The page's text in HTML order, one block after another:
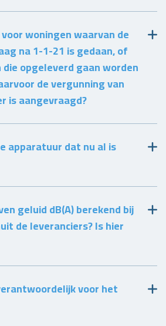
woningen waarvan de
na 1-1-21 is gedaan, of
opgeleverd gaan worden
de vergunning van
is aangevraagd?
apparatuur dat nu al is
geluid dB(A) berekend bij
de leveranciers? Is hier
voor het